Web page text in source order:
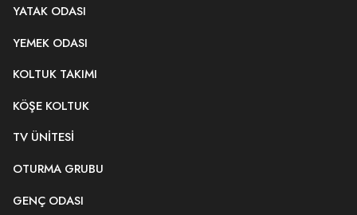
YATAK ODASI
YEMEK ODASI
KOLTUK TAKIMI
KÖŞE KOLTUK
TV ÜNITESI
OTURMA GRUBU
GENÇ ODASI